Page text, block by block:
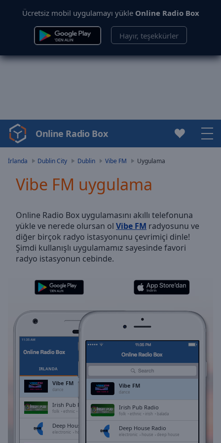
Ücretsiz mobil uygulamayı yükle Online Radio Box
Hayır, teşekkürler
Video
Player
Play
Video
Skip
Backward
Skip
Forward
Mute
Current
Duration-:-
0.00%
Stream
TypeLIVE
LIVE
Remaining
Online Radio Box
İrlanda Dublin City Dublin Vibe FM Uygulama
Vibe FM uygulama
Online Radio Box uygulamasını akıllı telefonuna
yükle ve nerede olursan ol Vibe FM radyosunu ve
diğer birçok radyo istasyonunu çevrimiçi dinle!
Şimdi kullanışlı uygulamamız sayesinde favori
radyo istasyonun cebinde.
İRLANDA
Vibe FM
dance
Irish Pub Radio
folk ethnic balada
Deep House Radio
electronic house deep house
Vibe FM
dance
Irish Pub Radio
folk ethnic irish balada
Deep House Radio
electronic house deep house